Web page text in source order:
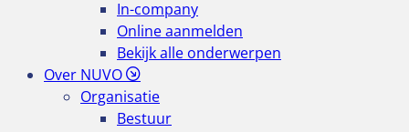
In-company
Online aanmelden
Bekijk alle onderwerpen
Over NUVO
Organisatie
Bestuur